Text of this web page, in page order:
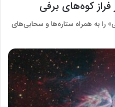
کوه‌های برفی
به همراه ستاره‌ها و سحابی‌های